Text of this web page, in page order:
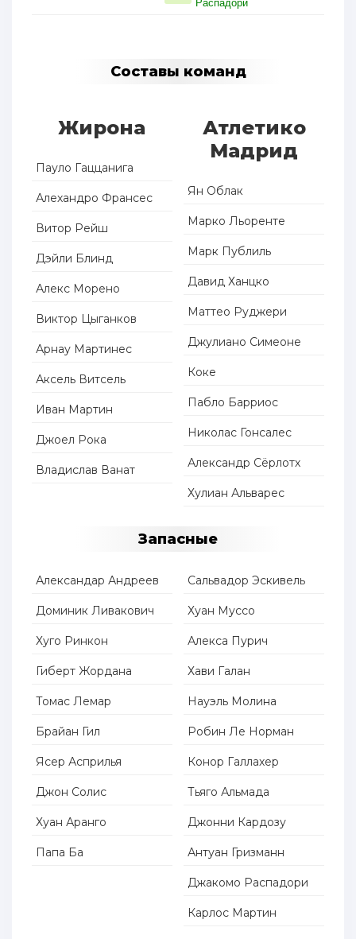
Распадори
Составы команд
Жирона
Пауло Гаццанига
Алехандро Франсес
Витор Рейш
Дэйли Блинд
Алекс Морено
Виктор Цыганков
Арнау Мартинес
Аксель Витсель
Иван Мартин
Джоел Рока
Владислав Ванат
Атлетико
Мадрид
Ян Облак
Марко Льоренте
Марк Публиль
Давид Ханцко
Маттео Руджери
Джулиано Симеоне
Коке
Пабло Барриос
Николас Гонсалес
Александр Сёрлотх
Хулиан Альварес
Запасные
Александар Андреев
Доминик Ливакович
Хуго Ринкон
Гиберт Жордана
Томас Лемар
Брайан Гил
Ясер Асприлья
Джон Солис
Хуан Аранго
Папа Ба
Сальвадор Эскивель
Хуан Муссо
Алекса Пурич
Хави Галан
Науэль Молина
Робин Ле Норман
Конор Галлахер
Тьяго Альмада
Джонни Кардозу
Антуан Гризманн
Джакомо Распадори
Карлос Мартин